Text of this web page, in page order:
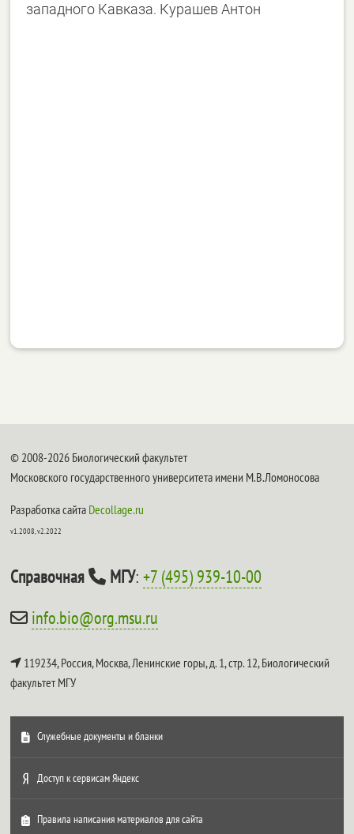
западного Кавказа. Курашев Антон
© 2008-2026 Биологический факультет
Московского государственного университета имени М.В.Ломоносова
Разработка сайта Decollage.ru
v1.2008, v2.2022
Справочная МГУ:+7 (495) 939-10-00
info.bio@org.msu.ru
119234, Россия, Москва, Ленинские горы, д. 1, стр. 12,Биологический
факультет МГУ
Служебные документы и бланки
Доступ к сервисам Яндекс
Правила написания материалов для сайта